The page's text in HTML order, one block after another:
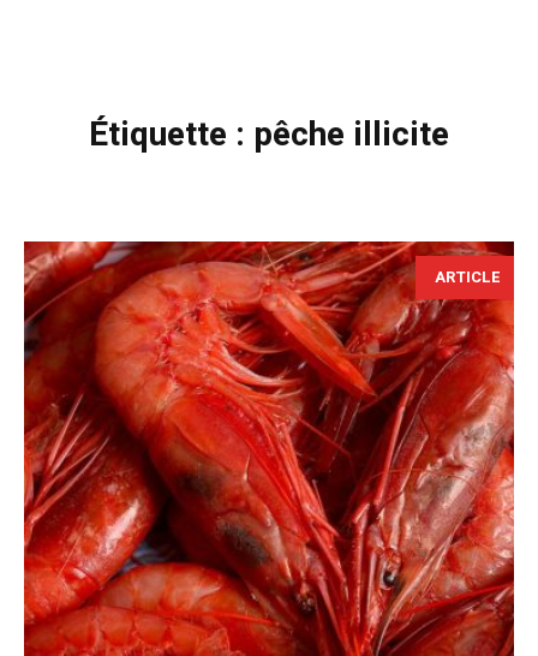
Étiquette : pêche illicite
ARTICLE